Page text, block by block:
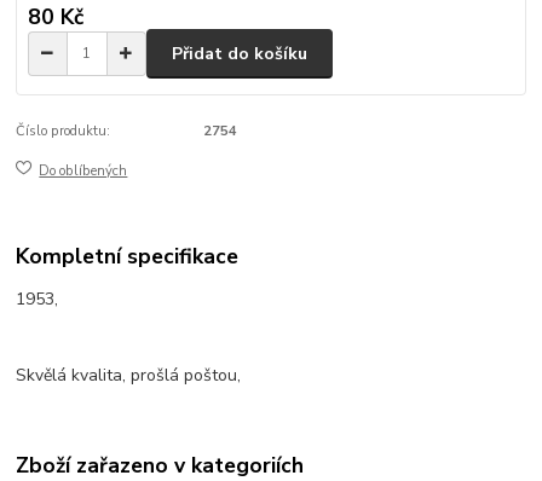
80 Kč
Přidat do košíku
Číslo produktu: 2754
Do oblíbených
Kompletní specifikace
1953,
Skvělá kvalita, prošlá poštou,
Zboží zařazeno v kategoriích